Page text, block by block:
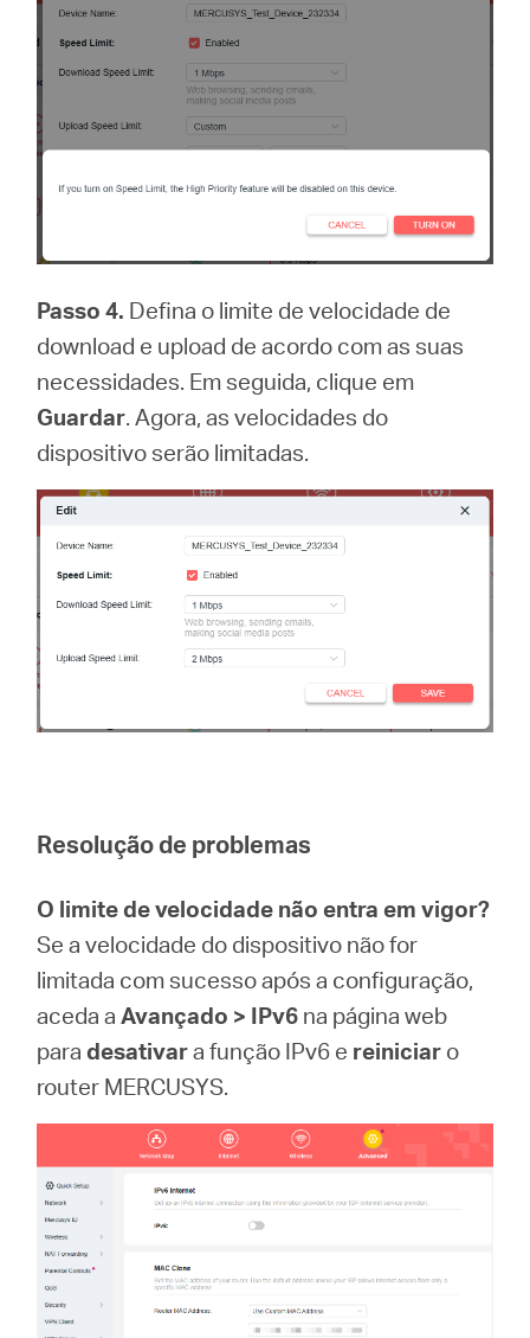
Passo 4. Defina o limite de velocidade de
download e upload de acordo com as suas
necessidades. Em seguida, clique em
Guardar. Agora, as velocidades do
dispositivo serão limitadas.
Resolução de problemas
O limite de velocidade não entra em vigor?
Se a velocidade do dispositivo não for
limitada com sucesso após a configuração,
aceda aAvançado > IPv6 na página web
paradesativara função IPv6 e reiniciar o
router MERCUSYS.